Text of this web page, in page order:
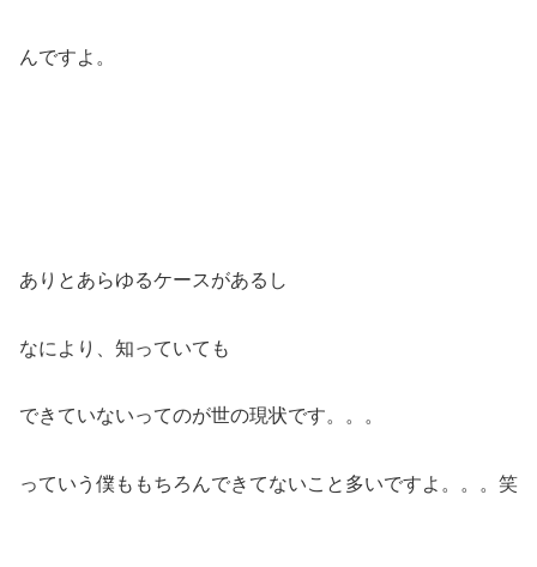
んですよ。
ありとあらゆるケースがあるし
なにより、知っていても
できていないってのが世の現状です。。。
っていう僕ももちろんできてないこと多いですよ。。。笑